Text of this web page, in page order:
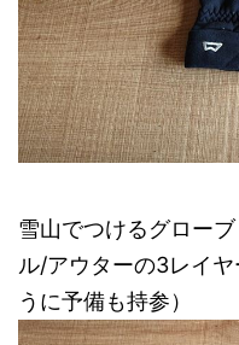
雪山でつけるグロー
ル/アウターの3レイ
うに予備も持参）